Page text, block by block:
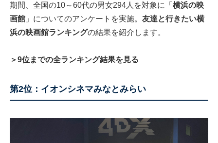
期間、全国の10～60代の男女294人を対象に「 横浜の映
画館 」についてのアンケートを実施。 友達と行きたい横
浜の映画館ランキングの結果を紹介します。
＞9位までの全ランキング結果を見る
第2位：イオンシネマみなとみらい